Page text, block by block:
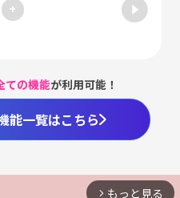
+
ての機能が利用可能！
能一覧はこちら
arrow_forward_ios もっと見る